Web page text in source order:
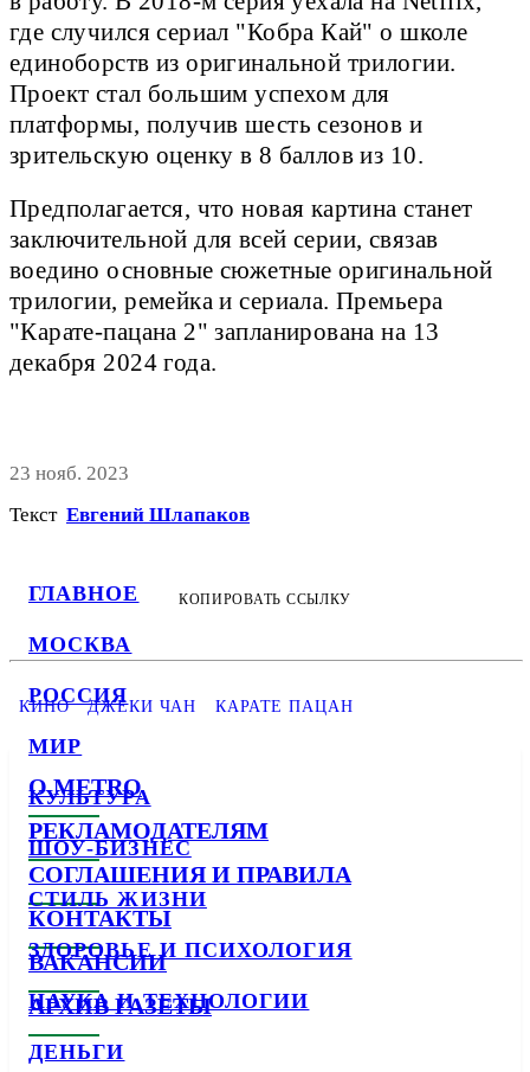
ГЛАВНОЕ
МОСКВА
РОССИЯ
МИР
КУЛЬТУРА
ШОУ-БИЗНЕС
СТИЛЬ ЖИЗНИ
ЗДОРОВЬЕ И ПСИХОЛОГИЯ
НАУКА И ТЕХНОЛОГИИ
ДЕНЬГИ
где случился сериал "Кобра Кай" о школе
единоборств из оригинальной трилогии.
Проект стал большим успехом для
платформы, получив шесть сезонов и
зрительскую оценку в 8 баллов из 10.
Предполагается, что новая картина станет
заключительной для всей серии, связав
воедино основные сюжетные оригинальной
трилогии, ремейка и сериала. Премьера
"Карате-пацана 2" запланирована на 13
декабря 2024 года.
23 нояб. 2023
Текст Евгений Шлапаков
КОПИРОВАТЬ ССЫЛКУ
КИНО ДЖЕКИ ЧАН КАРАТЕ ПАЦАН
О METRO
РЕКЛАМОДАТЕЛЯМ
СОГЛАШЕНИЯ И ПРАВИЛА
КОНТАКТЫ
ВАКАНСИИ
АРХИВ ГАЗЕТЫ